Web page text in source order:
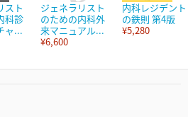
スト
科診
ャ...
ジェネラリスト
のための内科外
来マニュアル...
¥6,600
内科レジデント
の鉄則 第4版
¥5,280